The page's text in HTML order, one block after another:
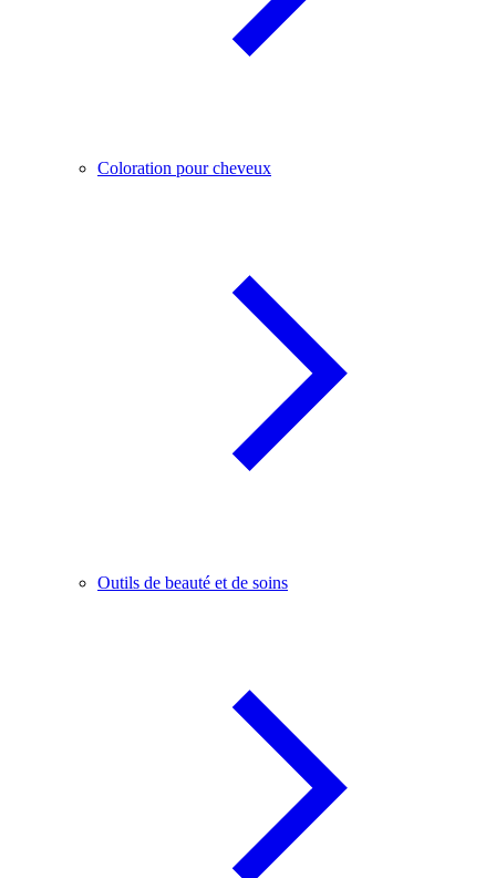
Coloration pour cheveux
Outils de beauté et de soins